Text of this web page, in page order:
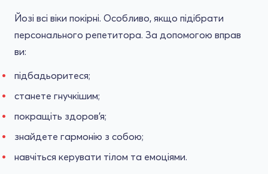
Йозі всі віки покірні. Особливо, якщо підібрати
персонального репетитора. За допомогою вправ
ви:
підбадьоритеся;
станете гнучкішим;
покращіть здоров'я;
знайдете гармонію з собою;
навчіться керувати тілом та емоціями.